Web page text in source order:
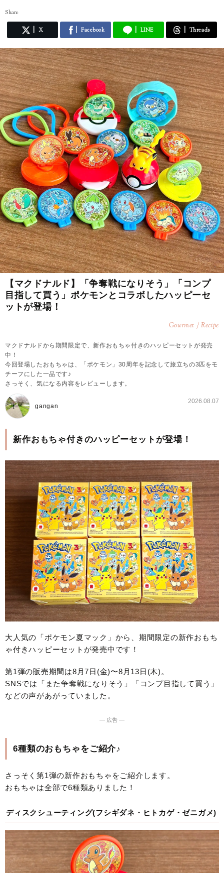
Share
X Facebook LINE Threads
【マクドナルド】「争奪戦になりそう」「コンプ
目指して買う」ポケモンとコラボしたハッピーセ
ットが登場！
Gourmet / Recipe
マクドナルドから期間限定で、新作おもちゃ付きのハッピーセットが発売
中！
今回登場したおもちゃは、「ポケモン」30周年を記念して旅立ちの3匹をモ
チーフにした一品です♪
さっそく、気になる内容をレビューします。
gangan
2026.08.07
新作おもちゃ付きのハッピーセットが登場！
大人気の「ポケモン夏マック」から、期間限定の新作おもち
ゃ付きハッピーセットが発売中です！
第1弾の販売期間は8月7日(金)〜8月13日(木)。
SNSでは「また争奪戦になりそう」「コンプ目指して買う」
などの声があがっていました。
― 広告 ―
6種類のおもちゃをご紹介♪
さっそく第1弾の新作おもちゃをご紹介します。
おもちゃは全部で6種類ありました！
ディスクシューティング(フシギダネ・ヒトカゲ・ゼニガメ)